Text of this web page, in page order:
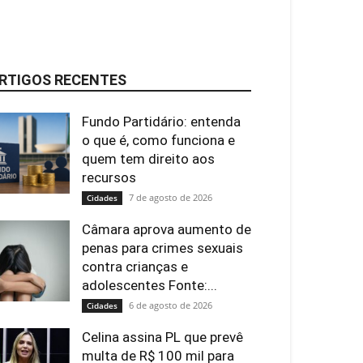
RECENTES
Fundo Partidário: entenda
o que é, como funciona e
quem tem direito aos
recursos
Cidades 7 de agosto de 2026
Câmara aprova aumento de
penas para crimes sexuais
contra crianças e
adolescentes Fonte:...
Cidades 6 de agosto de 2026
Celina assina PL que prevê
multa de R$ 100 mil para